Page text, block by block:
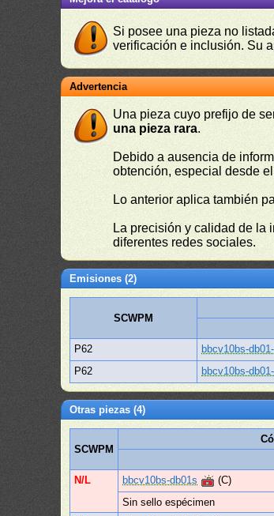
Si posee una pieza no
verificación e inclusión. Su
Advertencia
Una pieza cuyo prefijo de
una pieza rara.
Debido a ausencia de
obtención, especial desde
Lo anterior aplica también
La precisión y calidad de la
diferentes redes sociales.
Emisiones (2)
SCWPM
P62
bbcv10bs-
P62
bbcv10bs-
Otras piezas (4)
SCWPM
N/L
bbcv10bs-db01s (C)
Sin sello espécimen